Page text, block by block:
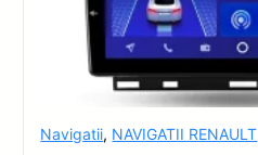
Navigatii, NAVIGATII RENAULT